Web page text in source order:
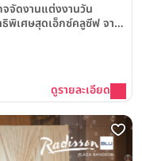
จัดงานแต่งงานวัน
พิเศษสุดเอ็กซ์คลูซีฟ จาก
ดูรายละเอียด